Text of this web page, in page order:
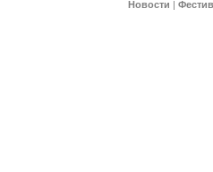
Новости |